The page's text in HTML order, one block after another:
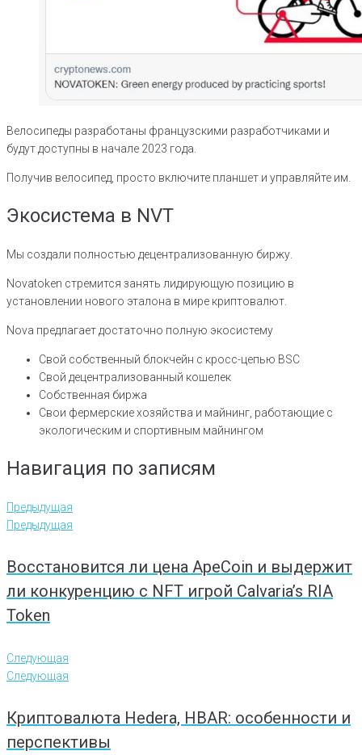
Велосипеды разработаны французскими разработчиками и
будут доступны в начале 2023 года.
Получив велосипед, просто включите планшет и управляйте им.
Экосистема в NVT
Мы создали полностью децентрализованную биржу.
Novatoken стремится занять лидирующую позицию в
установлении нового эталона в мире криптовалют.
Nova предлагает достаточно полную экосистему
Свой собственный блокчейн с кросс-цепью BSC
Свой децентрализованный кошелек
Собственная биржа
Свои фермерские хозяйства и майнинг, работающие с
экологическим и спортивным майнингом
Навигация по записям
Предыдущая
Предыдущая
Восстановится ли цена ApeCoin и выдержит
ли конкуренцию с NFT игрой Calvaria’s RIA
Token
Следующая
Следующая
Криптовалюта Hedera, HBAR: особенности и
перспективы